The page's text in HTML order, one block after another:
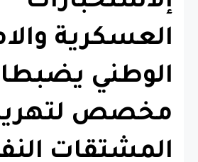
العسكرية
الوطني
مخصص
المشتقات